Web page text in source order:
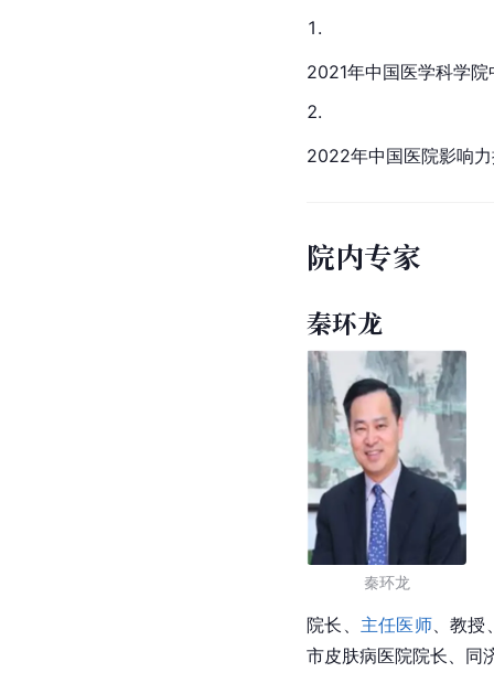
2021年中国医学科学院
2022年中国医院影响
院内专家
秦环龙
秦环龙
院长、 主任医师、教授
市皮肤病医院院长、同